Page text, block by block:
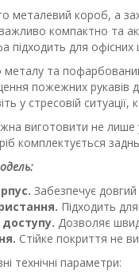
короб, а
важливо компактно та
підходить для
металу та
пожежних
у стресовій
виготовити не лише
комплектується
Забезпечує
Підходить
Дозволяє
Стійке покриття не
технічні параметри: